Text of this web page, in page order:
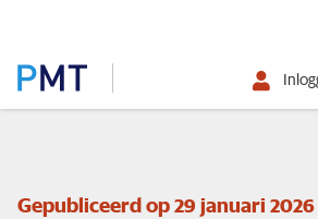
Deelnemer
Gepubliceerd op 29 januari 2026